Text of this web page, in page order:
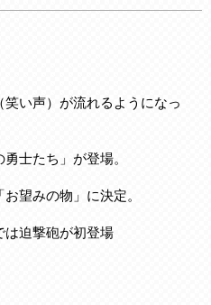
い声）が流れるようになっ
士たち」が登場。
望みの物」に決定。
は迫撃砲が初登場